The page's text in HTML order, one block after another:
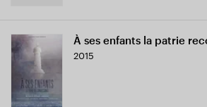
À ses enfants la patrie
2015